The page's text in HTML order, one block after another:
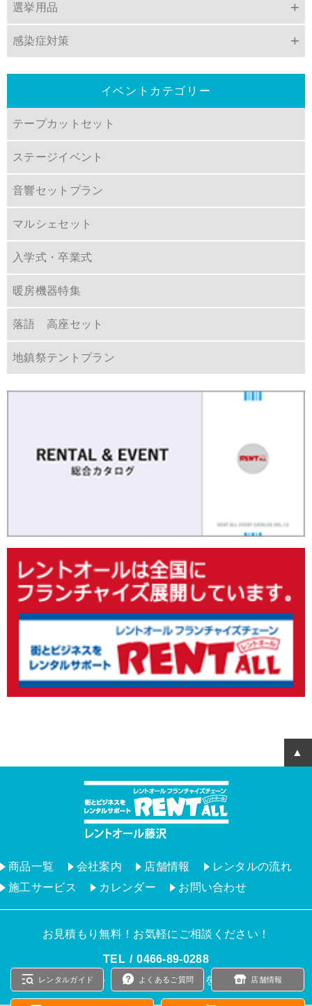
選挙用品
感染症対策
イベントカテゴリー
テープカットセット
ステージイベント
音響セットプラン
マルシェセット
入学式・卒業式
暖房機器特集
落語 高座セット
地鎮祭テントプラン
レンタルガイド よくあるご質問 店舗情報
商品一覧 会社案内 店舗情報
レンタルの流れ
施工サービス
カレンダー お問い合わせ
お見積もり無料！お気軽にご相談ください！
TEL
0466‐89‐0288
9：00 ～ 17：00（土日祝日を除く）